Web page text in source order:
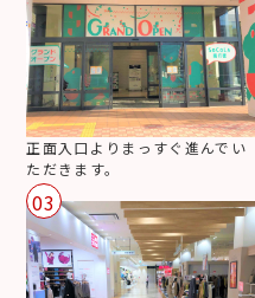
正面入口よりまっすぐ進んでい
ただきます。
03